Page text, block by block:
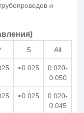
и
S Alt
≤0.025
0.020-
0.050
≤0.025
0.020-
0.045